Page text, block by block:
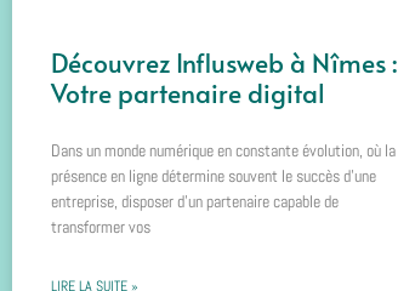
Découvrez Influsweb à Nîmes :
Votre partenaire digital
Dans un monde numérique en constante évolution, où la
présence en ligne détermine souvent le succès d’une
entreprise, disposer d’un partenaire capable de
transformer vos
LIRE LA SUITE »